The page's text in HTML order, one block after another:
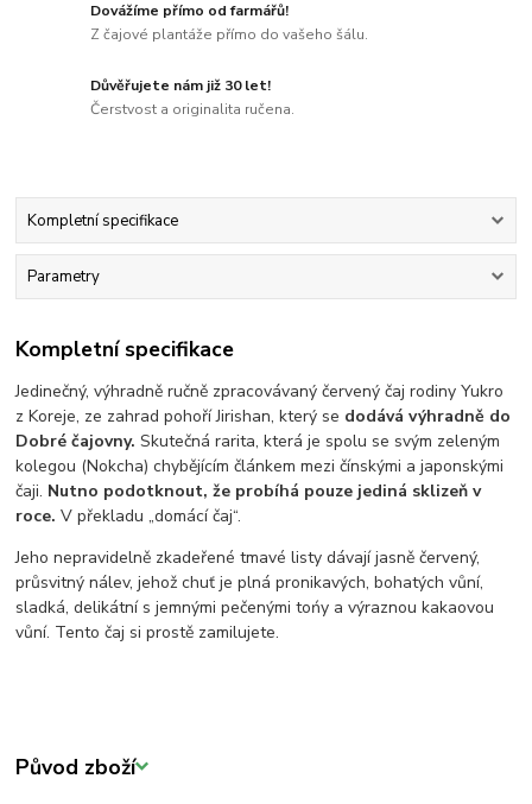
Dovážíme přímo od farmářů!
Z čajové plantáže přímo do vašeho šálu.
Důvěřujete nám již 30 let!
Čerstvost a originalita ručena.
Kompletní specifikace
Parametry
Kompletní specifikace
Jedinečný, výhradně ručně zpracovávaný červený čaj rodiny Yukro
z Koreje, ze zahrad pohoří Jirishan, který se dodává výhradně do
Dobré čajovny.Skutečná rarita, která je spolu se svým zeleným
kolegou (Nokcha) chybějícím článkem mezi čínskými a japonskými
čaji. Nutno podotknout, že probíhá pouze jediná sklizeň v
roce. V překladu „domácí čaj“.
Jeho nepravidelně zkadeřené tmavé listy dávají jasně červený,
průsvitný nálev, jehož chuť je plná pronikavých, bohatých vůní,
sladká, delikátní s jemnými pečenými tońy a výraznou kakaovou
vůní. Tento čaj si prostě zamilujete.
Původ zboží